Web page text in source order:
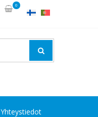
0
Yhteystiedot